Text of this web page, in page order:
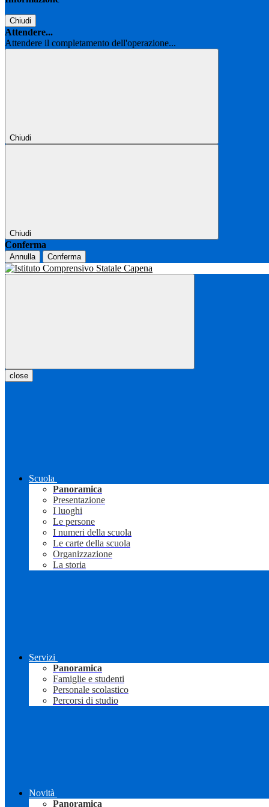
Chiudi
Attendere...
Attendere il completamento dell'operazione...
Chiudi
Chiudi
Conferma
Annulla Conferma
close
Scuola
Panoramica
Presentazione
I luoghi
Le persone
I numeri della scuola
Le carte della scuola
Organizzazione
La storia
Servizi
Panoramica
Famiglie e studenti
Personale scolastico
Percorsi di studio
Novità
Panoramica